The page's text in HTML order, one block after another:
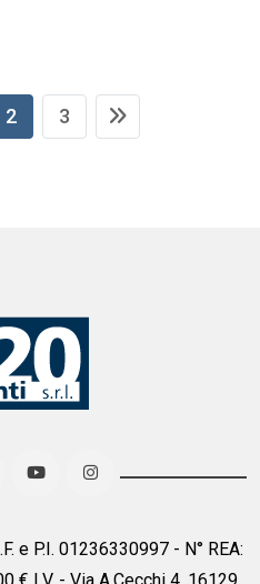
2 3
e P.I. 01236330997 - N° REA: